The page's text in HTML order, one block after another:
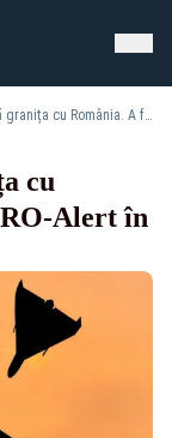
Nou atac rusesc lângă granița cu România. A fost emis mesaj RO-Alert în nordul Tulcei
cu
RO-Alert în